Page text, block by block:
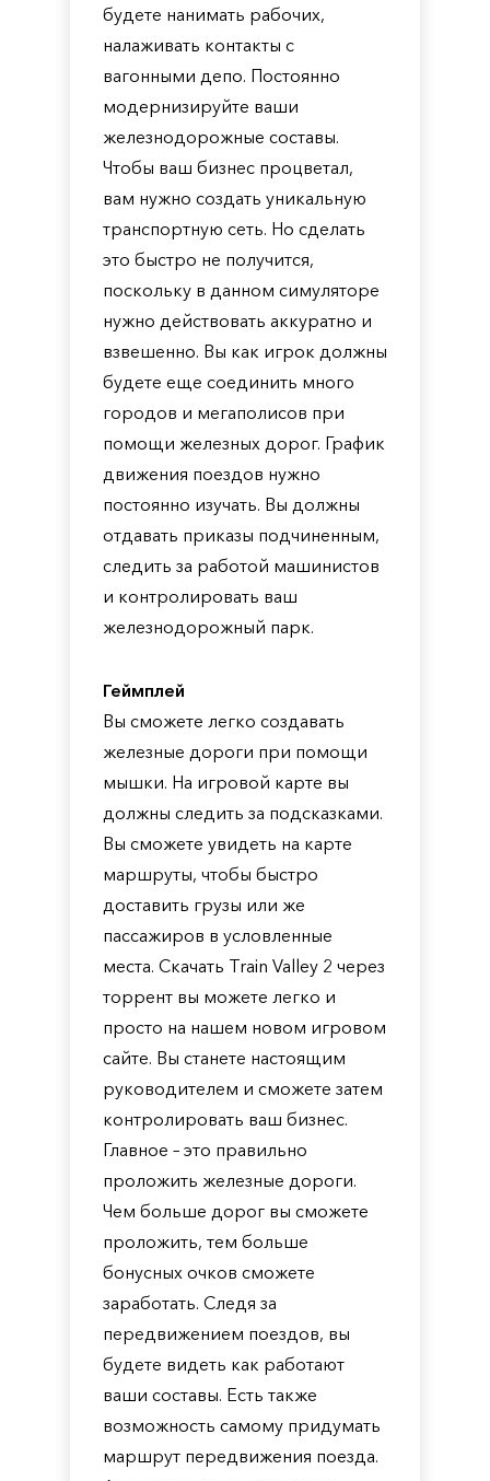
будете нанимать рабочих,
налаживать контакты с
вагонными депо. Постоянно
модернизируйте ваши
железнодорожные составы.
Чтобы ваш бизнес процветал,
вам нужно создать уникальную
транспортную сеть. Но сделать
это быстро не получится,
поскольку в данном симуляторе
нужно действовать аккуратно и
взвешенно. Вы как игрок должны
будете еще соединить много
городов и мегаполисов при
помощи железных дорог. График
движения поездов нужно
постоянно изучать. Вы должны
отдавать приказы подчиненным,
следить за работой машинистов
и контролировать ваш
железнодорожный парк.
Геймплей
Вы сможете легко создавать
железные дороги при помощи
мышки. На игровой карте вы
должны следить за подсказками.
Вы сможете увидеть на карте
маршруты, чтобы быстро
доставить грузы или же
пассажиров в условленные
места. Скачать Train Valley 2 через
торрент вы можете легко и
просто на нашем новом игровом
сайте. Вы станете настоящим
руководителем и сможете затем
контролировать ваш бизнес.
Главное – это правильно
проложить железные дороги.
Чем больше дорог вы сможете
проложить, тем больше
бонусных очков сможете
заработать. Следя за
передвижением поездов, вы
будете видеть как работают
ваши составы. Есть также
возможность самому придумать
маршрут передвижения поезда.